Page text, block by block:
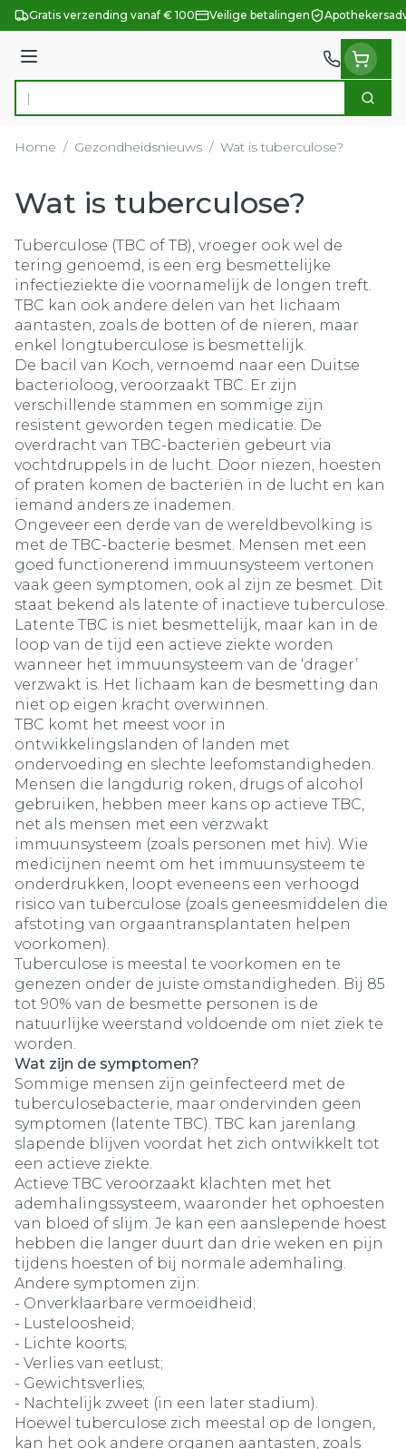
Ga naar de inhoud
Gratis verzending vanaf € 100 Veilige betalingen
Menu
Product, merk, categorie... Zoek
Home / Gezondheidsnieuws / Wat is tuberculose?
Wat is tuberculose?
Tuberculose (TBC of TB), vroeger ook wel de
tering genoemd, is een erg besmettelijke
infectieziekte die voornamelijk de longen treft.
TBC kan ook andere delen van het lichaam
aantasten, zoals de botten of de nieren, maar
enkel longtuberculose is besmettelijk.
De bacil van Koch, vernoemd naar een Duitse
bacterioloog, veroorzaakt TBC. Er zijn
verschillende stammen en sommige zijn
resistent geworden tegen medicatie. De
overdracht van TBC-bacteriën gebeurt via
vochtdruppels in de lucht. Door niezen, hoesten
of praten komen de bacteriën in de lucht en kan
iemand anders ze inademen.
Ongeveer een derde van de wereldbevolking is
met de TBC-bacterie besmet. Mensen met een
goed functionerend immuunsysteem vertonen
vaak geen symptomen, ook al zijn ze besmet. Dit
staat bekend als latente of inactieve tuberculose.
Latente TBC is niet besmettelijk, maar kan in de
loop van de tijd een actieve ziekte worden
wanneer het immuunsysteem van de ‘drager’
verzwakt is. Het lichaam kan de besmetting dan
niet op eigen kracht overwinnen.
TBC komt het meest voor in
ontwikkelingslanden of landen met
ondervoeding en slechte leefomstandigheden.
Mensen die langdurig roken, drugs of alcohol
gebruiken, hebben meer kans op actieve TBC,
net als mensen met een verzwakt
immuunsysteem (zoals personen met hiv). Wie
medicijnen neemt om het immuunsysteem te
onderdrukken, loopt eveneens een verhoogd
risico van tuberculose (zoals geneesmiddelen die
afstoting van orgaantransplantaten helpen
voorkomen).
Tuberculose is meestal te voorkomen en te
genezen onder de juiste omstandigheden. Bij 85
tot 90% van de besmette personen is de
natuurlijke weerstand voldoende om niet ziek te
worden.
Wat zijn de symptomen?
Sommige mensen zijn geïnfecteerd met de
tuberculosebacterie, maar ondervinden geen
symptomen (latente TBC). TBC kan jarenlang
slapende blijven voordat het zich ontwikkelt tot
een actieve ziekte.
Actieve TBC veroorzaakt klachten met het
ademhalingssysteem, waaronder het ophoesten
van bloed of slijm. Je kan een aanslepende hoest
hebben die langer duurt dan drie weken en pijn
tijdens hoesten of bij normale ademhaling.
Andere symptomen zijn:
- Onverklaarbare vermoeidheid;
- Lusteloosheid;
- Lichte koorts;
- Verlies van eetlust;
- Gewichtsverlies;
- Nachtelijk zweet (in een later stadium).
Hoewel tuberculose zich meestal op de longen,
kan het ook andere organen aantasten, zoals